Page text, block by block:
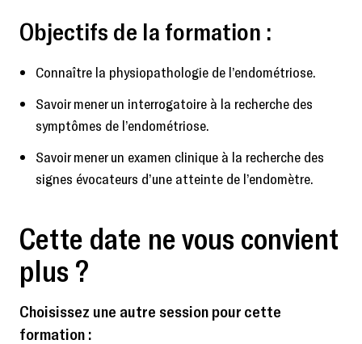
Cette date ne vous convient
plus ?
Choisissez une autre session pour cette
formation :
Objectifs de la formation :
Connaître la physiopathologie de l’endométriose.
Savoir mener un interrogatoire à la recherche des
symptômes de l’endométriose.
Savoir mener un examen clinique à la recherche des
signes évocateurs d’une atteinte de l’endomètre.